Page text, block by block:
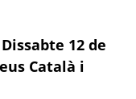
Dissabte 12 de
Català i